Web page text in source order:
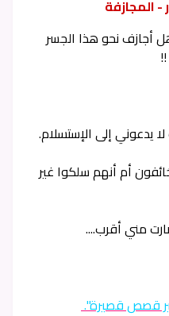
- المجازفة
أجازف نحو هذا الجسر
يدعوني إلى الإستسلام.
أم أنهم سلكوا غير
مني أقرب....
قصص قصيرة".